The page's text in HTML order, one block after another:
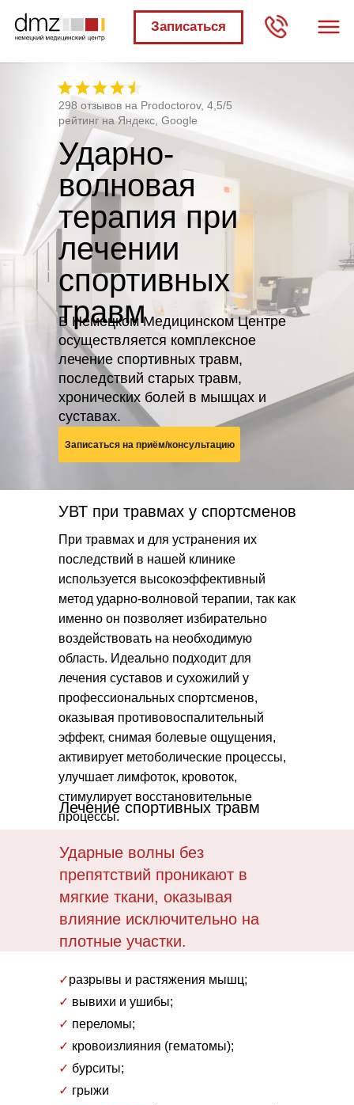
Записаться
Ударно-
волновая
терапия при
лечении
спортивных
травм
Ударные волны без
препятствий проникают в
мягкие ткани, оказывая
влияние исключительно на
плотные участки.
УВТ при травмах у спортсменов
Записаться на приём/консультацию
298 отзывов на Prodoctorov, 4,5/5
рейтинг на Яндекс, Google
В Немецком Медицинском Центре
осуществляется комплексное
лечение спортивных травм,
последствий старых травм,
хронических болей в мышцах и
суставах.
При травмах и для устранения их
последствий в нашей клинике
используется высокоэффективный
метод ударно-волновой терапии, так как
именно он позволяет избирательно
воздействовать на необходимую
область. Идеально подходит для
лечения суставов и сухожилий у
профессиональных спортсменов,
оказывая противовоспалительный
эффект, снимая болевые ощущения,
активирует метоболические процессы,
улучшает лимфоток, кровоток,
стимулирует восстановительные
процессы.
Лечение спортивных травм
✓разрывы и растяжения мышц;
✓ вывихи и ушибы;
✓ переломы;
✓ кровоизлияния (гематомы);
✓ бурситы;
✓ грыжи